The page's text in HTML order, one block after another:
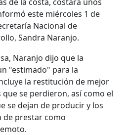
este miércoles 1 de
Nacional de
Sandra Naranjo.
Naranjo dijo que la
"estimado" para la
la restitución de mejor
se perdieron, así como el
se dejan de producir y los
de prestar como